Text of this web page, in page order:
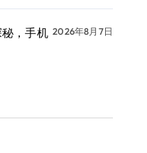
，手机 2026年8月7日